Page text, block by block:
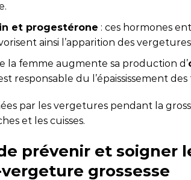
et progestérone : ces hormones
ainsi l’apparition des
la femme augmente sa production d’
responsable du l’épaississement des
par les vergetures pendant la
et les cuisses.
prévenir et soigner
grossesse